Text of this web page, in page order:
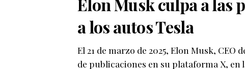
Elon Musk culpa a las
a los autos Tesla
El 21 de marzo de 2025, Elon Musk,
de publicaciones en su plataforma X, en